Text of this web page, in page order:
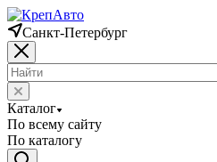
Санкт-Петербург
Каталог
По всему сайту
По каталогу